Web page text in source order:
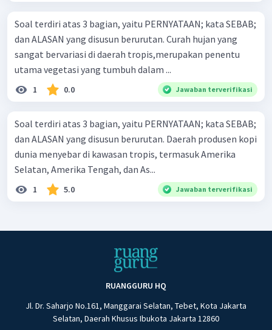
Soal terdiri atas 3 bagian, yaitu PERNYATAAN; kata SEBAB;
dan ALASAN yang disusun berurutan. Curah hujan yang
sangat bervariasi di daerah tropis,merupakan penentu
utama vegetasi yang tumbuh dalam ...
1 0.0 Jawaban terverifikasi
Soal terdiri atas 3 bagian, yaitu PERNYATAAN; kata SEBAB;
dan ALASAN yang disusun berurutan. Daerah produsen kopi
dunia menyebar di kawasan tropis, termasuk Amerika
Selatan, Amerika Tengah, dan As...
1 5.0 Jawaban terverifikasi
RUANGGURU HQ
Jl. Dr. Saharjo No.161, Manggarai Selatan, Tebet, Kota Jakarta
Selatan, Daerah Khusus Ibukota Jakarta 12860